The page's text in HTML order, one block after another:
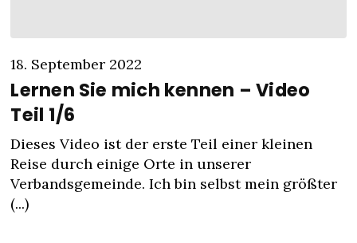
18. September 2022
Lernen Sie mich kennen – Video
Teil 1/6
Dieses Video ist der erste Teil einer kleinen
Reise durch einige Orte in unserer
Verbandsgemeinde. Ich bin selbst mein größter
(...)